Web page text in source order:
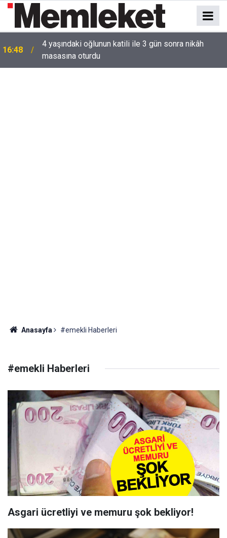
16:48
4 yaşındaki oğlunun katili ile 3 gün sonra nikâh
masasına oturdu
Anasayfa #emekli Haberleri
#emekli Haberleri
Asgari ücretliyi ve memuru şok bekliyor!